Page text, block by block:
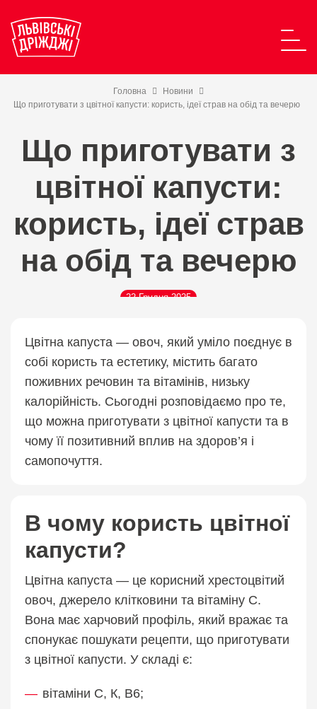
Головна
Новини
Що приготувати з цвітної капусти: користь, ідеї страв на обід та вечерю
Що приготувати з
цвітної капусти:
користь, ідеї страв
на обід та вечерю
22 Грудня 2025
Цвітна капуста — овоч, який уміло поєднує в
собі користь та естетику, містить багато
поживних речовин та вітамінів, низьку
калорійність. Сьогодні розповідаємо про те,
що можна приготувати з цвітної капусти та в
чому її позитивний вплив на здоров’я і
самопочуття.
В чому користь цвітної
капусти?
Цвітна капуста — це корисний хрестоцвітий
овоч, джерело клітковини та вітаміну С.
Вона має харчовий профіль, який вражає та
спонукає пошукати рецепти, що приготувати
з цвітної капусти. У складі є:
вітаміни С, К, В6;